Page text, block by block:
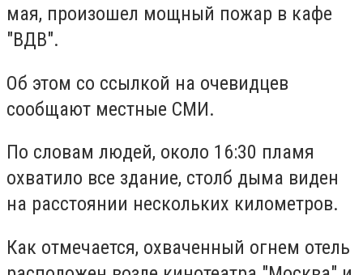
мая, произошел мощный пожар в кафе
"ВДВ".
Об этом со ссылкой на очевидцев
сообщают местные СМИ.
По словам людей, около 16:30 пламя
охватило все здание, столб дыма виден
на расстоянии нескольких километров.
Как отмечается, охваченный огнем отель